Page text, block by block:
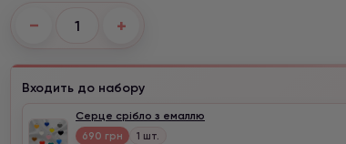
− +
Входить до набору
Серце срібло з емаллю
690 грн
1 шт.